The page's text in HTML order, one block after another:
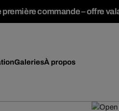
commande – offre
GaleriesÀ propos